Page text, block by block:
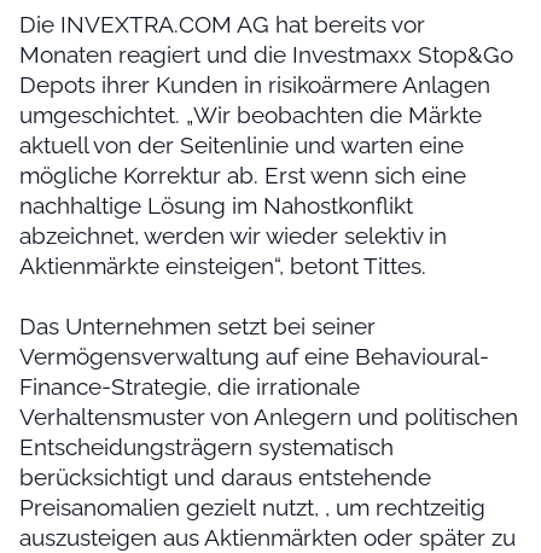
Die INVEXTRA.COM AG hat bereits vor
Monaten reagiert und die Investmaxx Stop&Go
Depots ihrer Kunden in risikoärmere Anlagen
umgeschichtet. „Wir beobachten die Märkte
aktuell von der Seitenlinie und warten eine
mögliche Korrektur ab. Erst wenn sich eine
nachhaltige Lösung im Nahostkonflikt
abzeichnet, werden wir wieder selektiv in
Aktienmärkte einsteigen“, betont Tittes.
Das Unternehmen setzt bei seiner
Vermögensverwaltung auf eine Behavioural-
Finance-Strategie, die irrationale
Verhaltensmuster von Anlegern und politischen
Entscheidungsträgern systematisch
berücksichtigt und daraus entstehende
Preisanomalien gezielt nutzt, , um rechtzeitig
auszusteigen aus Aktienmärkten oder später zu